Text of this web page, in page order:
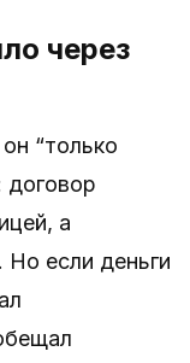
через
“только
договор
а
Но если деньги